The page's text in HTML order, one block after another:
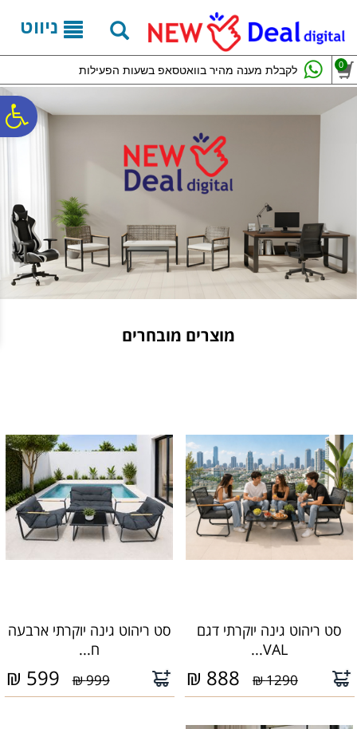
נגישות
אתר
המרכזי
ניווט
לקבלת מענה מהיר בוואטסאפ בשעות הפעילות 0
מוצרים מובחרים
סט ריהוט גינה יוקרתי דגם
VAL...
1290 ₪
888
₪
סט ריהוט גינה יוקרתי ארבעה
ח...
999 ₪
599
₪